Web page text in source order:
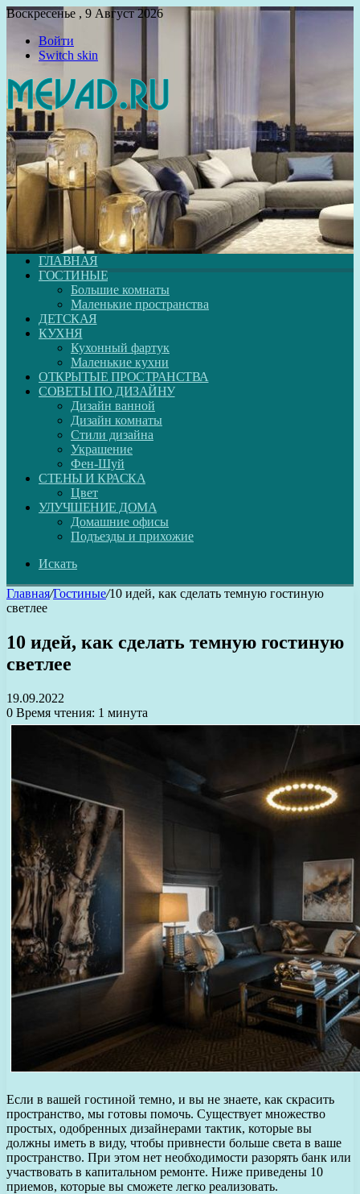
Воскресенье , 9 Август 2026
Войти
Switch skin
ГЛАВНАЯ
ГОСТИНЫЕ
Большие комнаты
Маленькие пространства
ДЕТСКАЯ
КУХНЯ
Кухонный фартук
Маленькие кухни
ОТКРЫТЫЕ ПРОСТРАНСТВА
СОВЕТЫ ПО ДИЗАЙНУ
Дизайн ванной
Дизайн комнаты
Стили дизайна
Украшение
Фен-Шуй
СТЕНЫ И КРАСКА
Цвет
УЛУЧШЕНИЕ ДОМА
Домашние офисы
Подъезды и прихожие
Искать
Главная/Гостиные/10 идей, как сделать темную гостиную
светлее
10 идей, как сделать темную гостиную
светлее
19.09.2022
0 Время чтения: 1 минута
Если в вашей гостиной темно, и вы не знаете, как скрасить
пространство, мы готовы помочь. Существует множество
простых, одобренных дизайнерами тактик, которые вы
должны иметь в виду, чтобы привнести больше света в ваше
пространство. При этом нет необходимости разорять банк или
участвовать в капитальном ремонте. Ниже приведены 10
приемов, которые вы сможете легко реализовать.